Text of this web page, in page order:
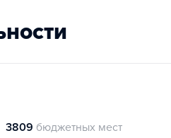
3809 бюджетных мест